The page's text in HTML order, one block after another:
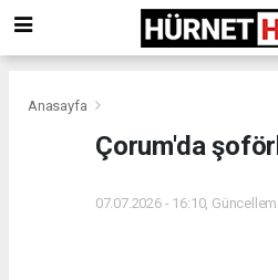
Anasayfa
Çorum'da
07.07.2026 - 16:10,